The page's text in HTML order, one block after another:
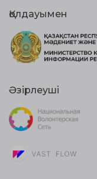
Қолдауымен
Әзірлеуші